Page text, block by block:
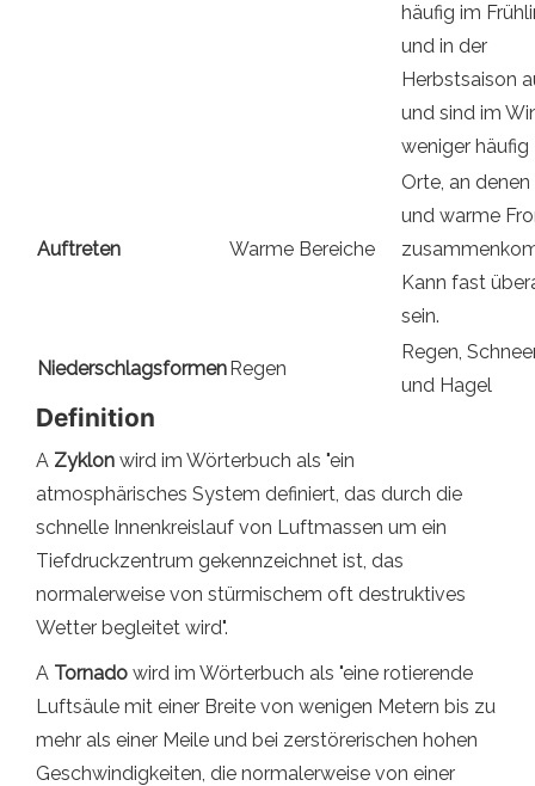
häufig im
und in der
Herbstsaison
und sind im
weniger häufig
Auftreten Warme Bereiche
Orte, an
und warme
Kann fast
sein.
NiederschlagsformenRegen
Regen,
und Hagel
Definition
A Zyklon wird im Wörterbuch als "ein
atmosphärisches System definiert, das durch die
schnelle Innenkreislauf von Luftmassen um ein
Tiefdruckzentrum gekennzeichnet ist, das
normalerweise von stürmischem oft destruktives
Wetter begleitet wird".
A Tornado wird im Wörterbuch als "eine rotierende
Luftsäule mit einer Breite von wenigen Metern bis zu
mehr als einer Meile und bei zerstörerischen hohen
Geschwindigkeiten, die normalerweise von einer